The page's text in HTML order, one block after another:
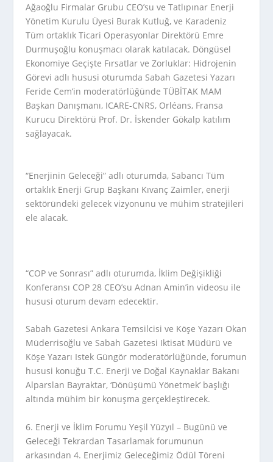
Ağaoğlu Firmalar Grubu CEO’su ve Tatlıpınar Enerji
Yönetim Kurulu Üyesi Burak Kutluğ, ve Karadeniz
Tüm ortaklık Ticari Operasyonlar Direktörü Emre
Durmuşoğlu konuşmacı olarak katılacak. Döngüsel
Ekonomiye Geçişte Fırsatlar ve Zorluklar: Hidrojenin
Görevi adlı hususi oturumda Sabah Gazetesi Yazarı
Feride Cem’in moderatörlüğünde TÜBİTAK MAM
Başkan Danışmanı, ICARE-CNRS, Orléans, Fransa
Kurucu Direktörü Prof. Dr. İskender Gökalp katılım
sağlayacak.
“Enerjinin Geleceği” adlı oturumda, Sabancı Tüm
ortaklık Enerji Grup Başkanı Kıvanç Zaimler, enerji
sektöründeki gelecek vizyonunu ve mühim stratejileri
ele alacak.
“COP ve Sonrası” adlı oturumda, İklim Değişikliği
Konferansı COP 28 CEO’su Adnan Amin’in videosu ile
hususi oturum devam edecektir.
Sabah Gazetesi Ankara Temsilcisi ve Köşe Yazarı Okan
Müderrisoğlu ve Sabah Gazetesi Iktisat Müdürü ve
Köşe Yazarı Istek Güngör moderatörlüğünde, forumun
hususi konuğu T.C. Enerji ve Doğal Kaynaklar Bakanı
Alparslan Bayraktar, ‘Dönüşümü Yönetmek’ başlığı
altında mühim bir konuşma gerçekleştirecek.
6. Enerji ve İklim Forumu Yeşil Yüzyıl – Bugünü ve
Geleceği Tekrardan Tasarlamak forumunun
arkasından 4. Enerjimiz Geleceğimiz Ödül Töreni